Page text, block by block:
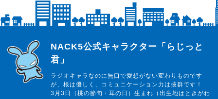
らじっと君
NACK5公式キャラクター「らじっと
君」
ラジオキャラなのに無口で愛想がない変わりものです
が、根は優しく、コミュニケーション力は抜群です！
3月3日（桃の節句・耳の日）生まれ（出生地はときがわ